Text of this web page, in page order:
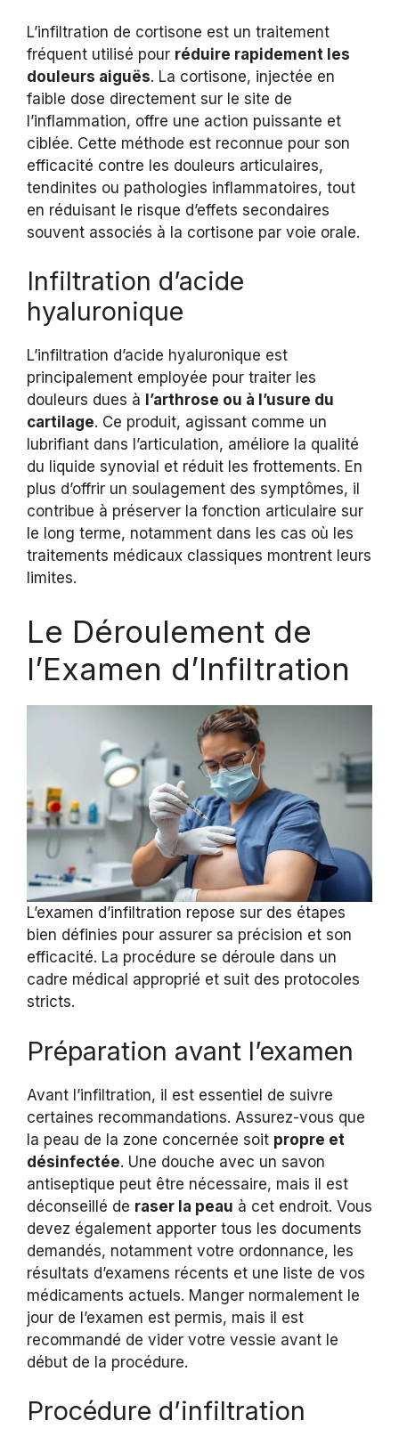
L’infiltration de cortisone est un traitement
fréquent utilisé pour réduire rapidement les
douleurs aiguës. La cortisone, injectée en
faible dose directement sur le site de
l’inflammation, offre une action puissante et
ciblée. Cette méthode est reconnue pour son
efficacité contre les douleurs articulaires,
tendinites ou pathologies inflammatoires, tout
en réduisant le risque d’effets secondaires
souvent associés à la cortisone par voie orale.
Infiltration d’acide
hyaluronique
L’infiltration d’acide hyaluronique est
principalement employée pour traiter les
douleurs dues à l’arthrose ou à l’usure du
cartilage. Ce produit, agissant comme un
lubrifiant dans l’articulation, améliore la qualité
du liquide synovial et réduit les frottements. En
plus d’offrir un soulagement des symptômes, il
contribue à préserver la fonction articulaire sur
le long terme, notamment dans les cas où les
traitements médicaux classiques montrent leurs
limites.
Le Déroulement de
l’Examen d’Infiltration
L’examen d’infiltration repose sur des étapes
bien définies pour assurer sa précision et son
efficacité. La procédure se déroule dans un
cadre médical approprié et suit des protocoles
stricts.
Préparation avant l’examen
Avant l’infiltration, il est essentiel de suivre
certaines recommandations. Assurez-vous que
la peau de la zone concernée soit propre et
désinfectée. Une douche avec un savon
antiseptique peut être nécessaire, mais il est
déconseillé de raser la peau à cet endroit. Vous
devez également apporter tous les documents
demandés, notamment votre ordonnance, les
résultats d’examens récents et une liste de vos
médicaments actuels. Manger normalement le
jour de l’examen est permis, mais il est
recommandé de vider votre vessie avant le
début de la procédure.
Procédure d’infiltration